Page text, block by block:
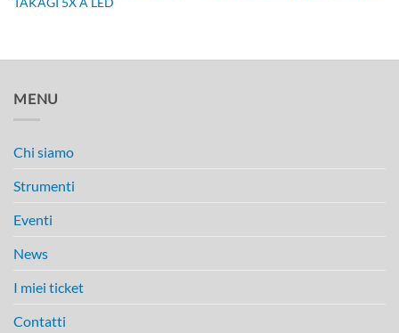
MENU
Chi siamo
Strumenti
Eventi
News
I miei ticket
Contatti